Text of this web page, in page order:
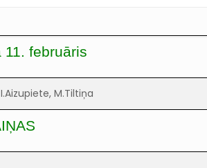
februāris
M.Tiltiņa